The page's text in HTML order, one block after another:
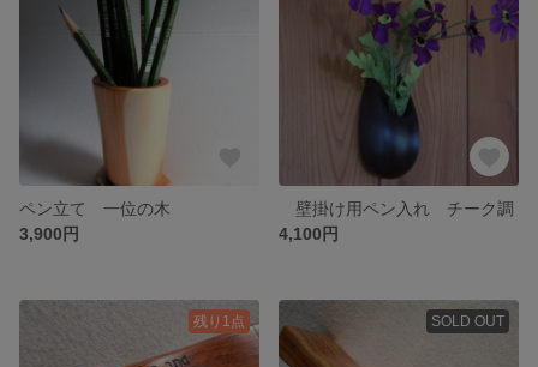
ペン立て 一位の木
3,900円
壁掛け用ペン入れ チーク調
4,100円
残り1点 SOLD OUT